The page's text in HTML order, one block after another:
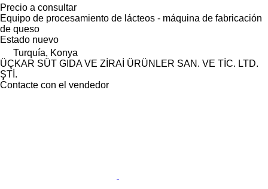
Precio a consultar
Equipo de procesamiento de lácteos - máquina de fabricación
de queso
Estado nuevo
Turquía, Konya
ÜÇKAR SÜT GIDA VE ZİRAİ ÜRÜNLER SAN. VE TİC. LTD.
ŞTİ.
Contacte con el vendedor